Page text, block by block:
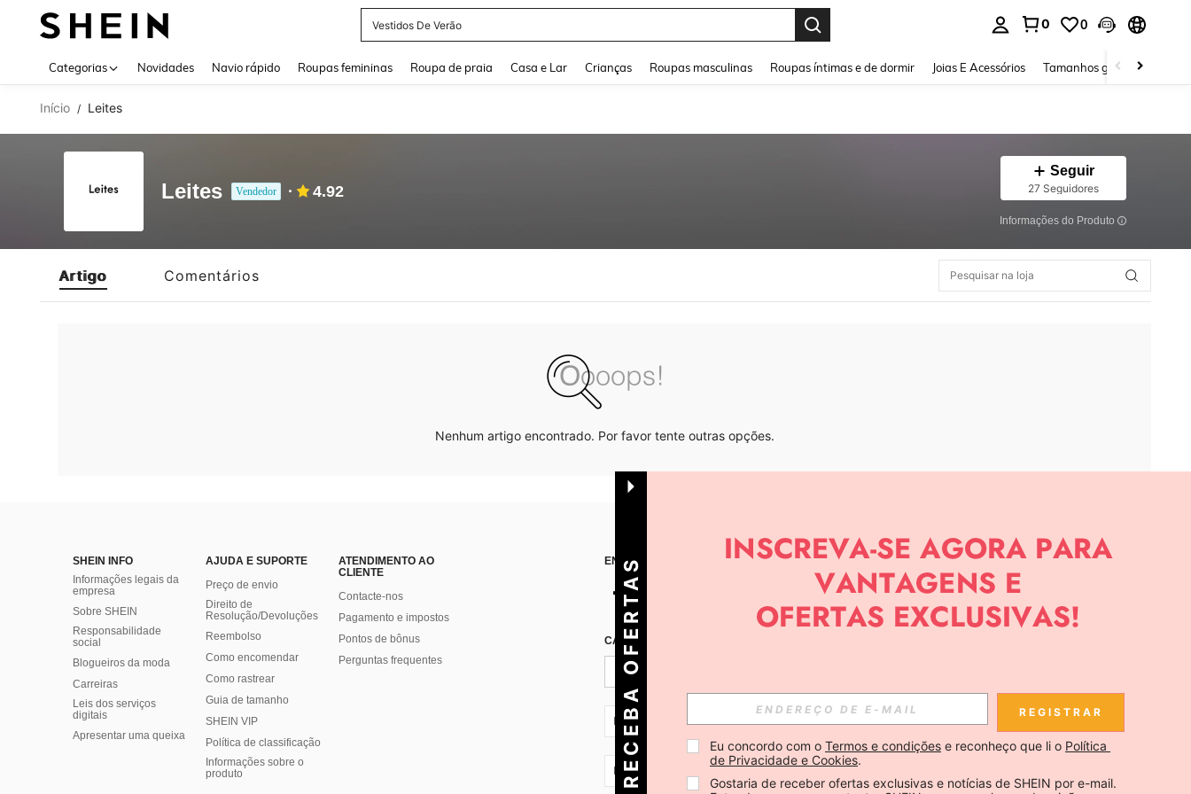
Vestidos De Verão
0 0
Categorias Novidades Navio rápido Roupas femininas Roupa de praia Casa e Lar Crianças Roupas masculinas Roupas íntimas e de dormir Joias E Acessórios Tamanhos grandes
Início / Leites
Leites Vendedor 4.92
Seguir
27 Seguidores
Informações do Produto
Artigo Comentários
Nenhum artigo encontrado. Por favor tente outras opções.
SHEIN INFO
Informações legais da
empresa
Sobre SHEIN
Responsabilidade
social
Blogueiros da moda
Carreiras
Leis dos serviços
digitais
Apresentar uma queixa
AJUDA E SUPORTE
Preço de envio
Direito de
Resolução/Devoluções
Reembolso
Como encomendar
Como rastrear
Guia de tamanho
SHEIN VIP
Política de classificação
​Informações sobre o
produto
ATENDIMENTO AO
CLIENTE
Contacte-nos
Pagamento e impostos
Pontos de bônus
Perguntas frequentes
ENCONTRE-NOS EM APP
CADASTRE-SE PARA RECEBER NOTÍCIAS SOBRE SHEIN.
PT + 351
PT + 351
R
E
C
E
B
A
O
E
R
T
A
S
D
I
Á REGISTRAR
Eu concordo com o Termos e condições e reconheço que li o Política
de Privacidade e Cookies.
Gostaria de receber ofertas exclusivas e notícias de SHEIN por e-mail.